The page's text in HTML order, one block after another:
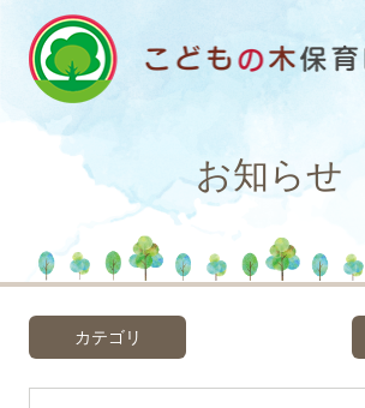
お知らせ
カテゴリ